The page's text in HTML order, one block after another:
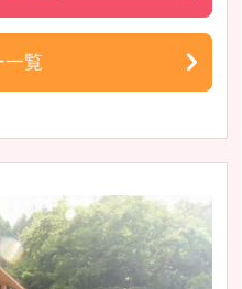
一覧